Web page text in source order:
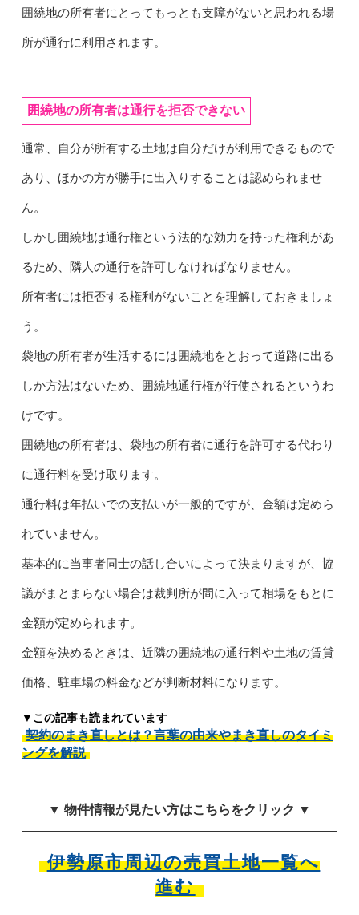
囲繞地の所有者にとってもっとも支障がないと思われる場
所が通行に利用されます。
囲繞地の所有者は通行を拒否できない
通常、自分が所有する土地は自分だけが利用できるもので
あり、ほかの方が勝手に出入りすることは認められませ
ん。
しかし囲繞地は通行権という法的な効力を持った権利があ
るため、隣人の通行を許可しなければなりません。
所有者には拒否する権利がないことを理解しておきましょ
う。
袋地の所有者が生活するには囲繞地をとおって道路に出る
しか方法はないため、囲繞地通行権が行使されるというわ
けです。
囲繞地の所有者は、袋地の所有者に通行を許可する代わり
に通行料を受け取ります。
通行料は年払いでの支払いが一般的ですが、金額は定めら
れていません。
基本的に当事者同士の話し合いによって決まりますが、協
議がまとまらない場合は裁判所が間に入って相場をもとに
金額が定められます。
金額を決めるときは、近隣の囲繞地の通行料や土地の賃貸
価格、駐車場の料金などが判断材料になります。
▼この記事も読まれています
契約のまき直しとは？言葉の由来やまき直しのタイミ
ングを解説
▼ 物件情報が見たい方はこちらをクリック ▼
伊勢原市周辺の売買土地一覧へ
進む